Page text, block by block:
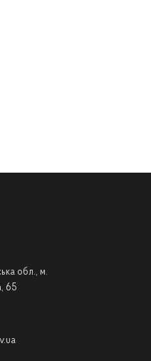
обл., м.
65